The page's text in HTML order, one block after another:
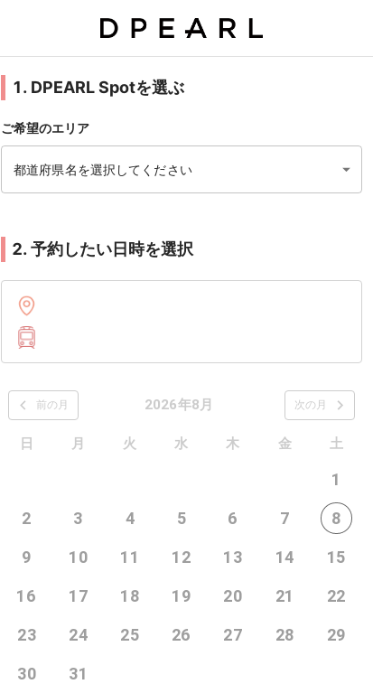
1. DPEARL Spotを選ぶ
ご希望のエリア
都道府県名を選択してください
2. 予約したい日時を選択
2026年8月
前の月 次の月
日 月 火 水 木 金 土
1
2 3 4 5 6 7 8
9 10 11 12 13 14 15
16 17 18 19 20 21 22
23 24 25 26 27 28 29
30 31